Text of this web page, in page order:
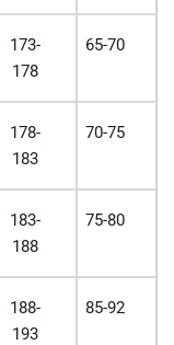
173-
178
65-70
178-
183
70-75
183-
188
75-80
188-
193
85-92